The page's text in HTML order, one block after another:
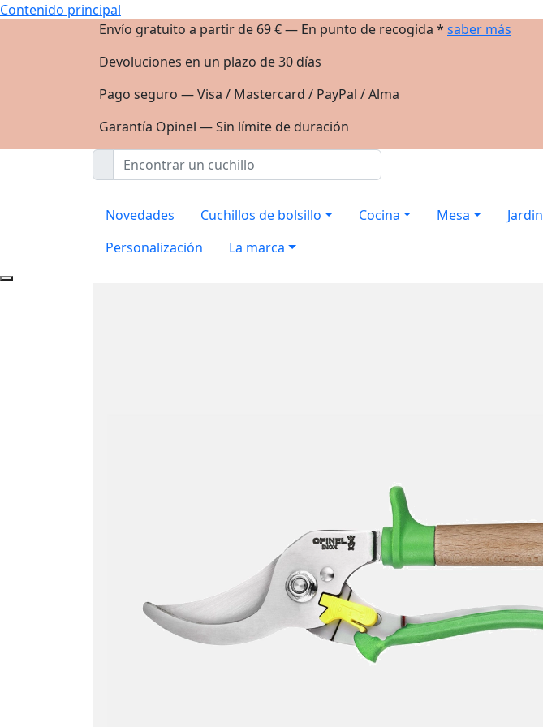
Contenido principal
Envío gratuito a partir de 69 € — En punto de recogida * saber más
Devoluciones en un plazo de 30 días
Pago seguro — Visa / Mastercard / PayPal / Alma
Garantía Opinel — Sin límite de duración
Novedades Cuchillos de bolsillo Cocina Mesa Jardin
Personalización
La marca